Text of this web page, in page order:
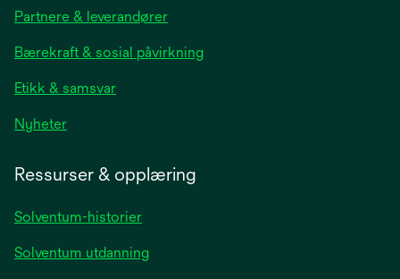
a
new
Partnere & leverandører
Bærekraft & sosial påvirkning
Etikk & samsvar
Nyheteropens
Ressurser & opplæring
Solventum-historier
Solventum utdanning